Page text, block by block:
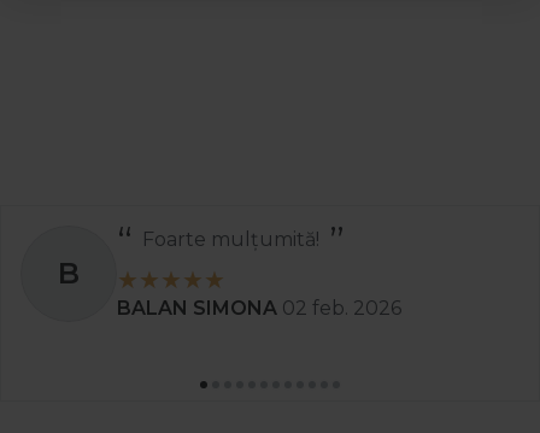
B
Foarte mulțumită!
BALAN SIMONA 02 feb. 2026